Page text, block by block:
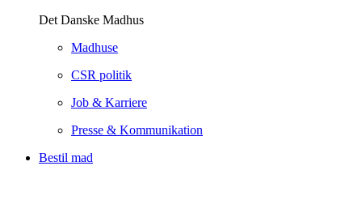
Det Danske Madhus
Madhuse
CSR politik
Job & Karriere
Presse & Kommunikation
Bestil mad